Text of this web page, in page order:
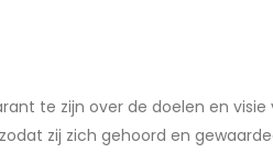
te zijn over de doelen en visie
zij zich gehoord en